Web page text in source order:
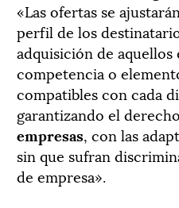
«Las ofertas se
perfil de los
adquisición de aquellos
competencia o
compatibles con cada
garantizando el
empresas, con las
sin que sufran
de empresa».